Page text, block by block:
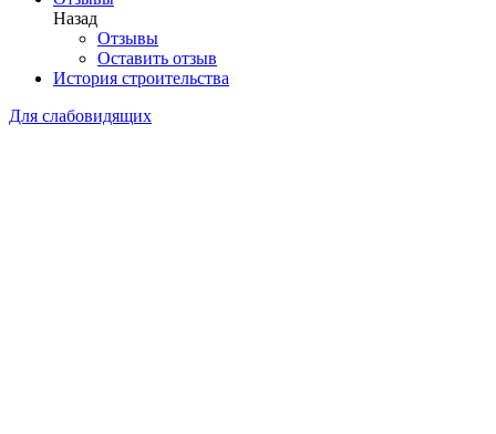
Назад
Отзывы
Оставить отзыв
История строительства
Для слабовидящих